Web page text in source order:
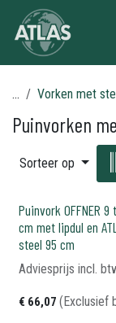
Overslaan naar inhoud
... Vorken met
Puinvorken
Sorteer op
Puinvork OFFNER 9
cm met lipdul en
steel 95 cm
€ 66,07 (Exclusief
Adviesprijs incl.